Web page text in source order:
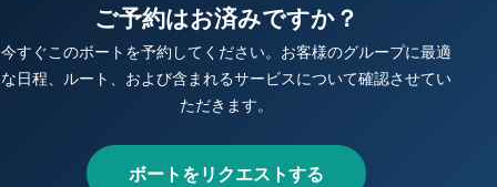
ご予約はお済みですか？
今すぐこのボートを予約してください。お客様のグループに最適
な日程、ルート、および含まれるサービスについて確認させてい
ただきます。
ボートをリクエストする